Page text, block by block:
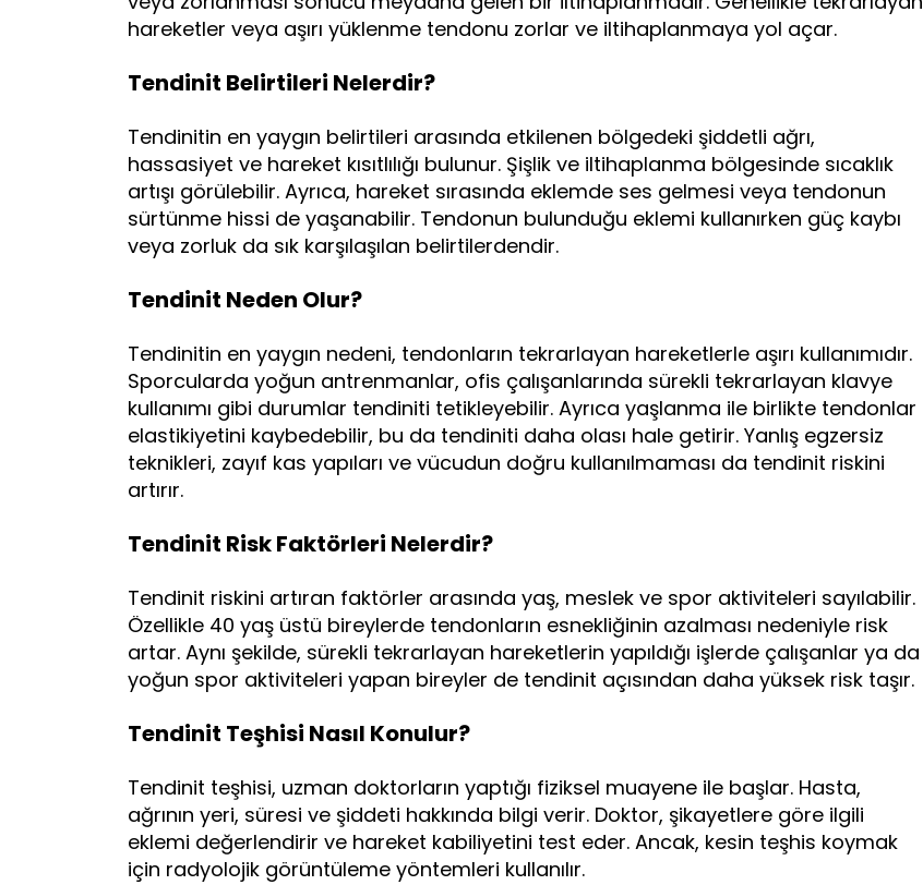
hareketler veya aşırı yüklenme tendonu zorlar ve iltihaplanmaya yol açar.
Tendinit Belirtileri Nelerdir?
Tendinitin en yaygın belirtileri arasında etkilenen bölgedeki şiddetli ağrı,
hassasiyet ve hareket kısıtlılığı bulunur. Şişlik ve iltihaplanma bölgesinde sıcaklık
artışı görülebilir. Ayrıca, hareket sırasında eklemde ses gelmesi veya tendonun
sürtünme hissi de yaşanabilir. Tendonun bulunduğu eklemi kullanırken güç kaybı
veya zorluk da sık karşılaşılan belirtilerdendir.
Tendinit Neden Olur?
Tendinitin en yaygın nedeni, tendonların tekrarlayan hareketlerle aşırı kullanımıdır.
Sporcularda yoğun antrenmanlar, ofis çalışanlarında sürekli tekrarlayan klavye
kullanımı gibi durumlar tendiniti tetikleyebilir. Ayrıca yaşlanma ile birlikte tendonlar
elastikiyetini kaybedebilir, bu da tendiniti daha olası hale getirir. Yanlış egzersiz
teknikleri, zayıf kas yapıları ve vücudun doğru kullanılmaması da tendinit riskini
artırır.
Tendinit Risk Faktörleri Nelerdir?
Tendinit riskini artıran faktörler arasında yaş, meslek ve spor aktiviteleri sayılabilir.
Özellikle 40 yaş üstü bireylerde tendonların esnekliğinin azalması nedeniyle risk
artar. Aynı şekilde, sürekli tekrarlayan hareketlerin yapıldığı işlerde çalışanlar ya da
yoğun spor aktiviteleri yapan bireyler de tendinit açısından daha yüksek risk taşır.
Tendinit Teşhisi Nasıl Konulur?
Tendinit teşhisi, uzman doktorların yaptığı fiziksel muayene ile başlar. Hasta,
ağrının yeri, süresi ve şiddeti hakkında bilgi verir. Doktor, şikayetlere göre ilgili
eklemi değerlendirir ve hareket kabiliyetini test eder. Ancak, kesin teşhis koymak
için radyolojik görüntüleme yöntemleri kullanılır.